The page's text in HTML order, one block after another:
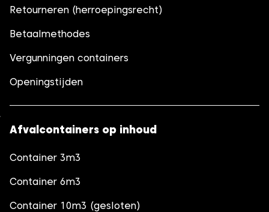
Retourneren (herroepingsrecht)
Betaalmethodes
Vergunningen containers
Openingstijden
Afvalcontainers op inhoud
Container 3m3
Container 6m3
Container 10m3 (gesloten)